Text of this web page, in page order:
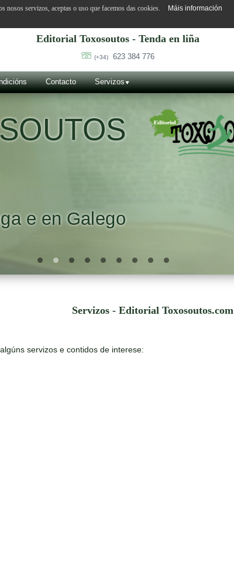
Editorial Toxosoutos - Tenda en liña
(+34) 623 384 776
Contacto Servizos
e en Galego
Servizos - Editorial Toxosoutos.com
servizos e contidos de interese:
servizos, aceptas o uso que facemos das cookies. Máis información